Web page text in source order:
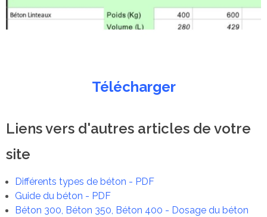
Télécharger
Liens vers d'autres articles de votre
site
Différents types de béton - PDF
Guide du béton - PDF
Béton 300, Béton 350, Béton 400 - Dosage du béton